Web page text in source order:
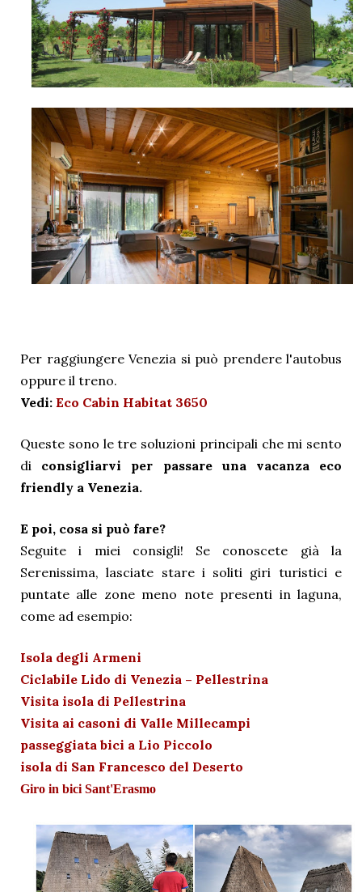
Per raggiungere Venezia si può prendere l'autobus
oppure il treno.
Vedi: Eco Cabin Habitat 3650
Queste sono le tre soluzioni principali che mi sento
di consigliarvi per passare una vacanza eco
friendly a Venezia.
E poi, cosa si può fare?
Seguite i miei consigli! Se conoscete già la
Serenissima, lasciate stare i soliti giri turistici e
puntate alle zone meno note presenti in laguna,
come ad esempio:
Isola degli Armeni
Ciclabile Lido di Venezia – Pellestrina
Visita isola di Pellestrina
Visita ai casoni di Valle Millecampi
passeggiata bici a Lio Piccolo
isola di San Francesco del Deserto
Giro in bici Sant'Erasmo